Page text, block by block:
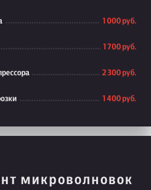
1 000 руб.
1 700 руб.
2 300 руб.
1 400 руб.
микроволновок